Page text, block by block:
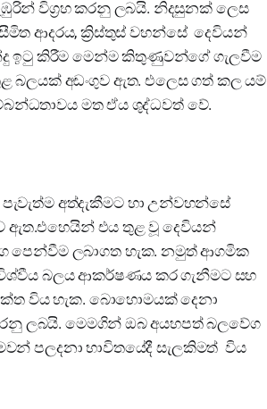
විග්‍රහ කරනු ලබයි. නිදසුනක් ලෙස
ආදරය, ක්‍රිස්තුස් වහන්සේ දෙවියන්
ඉටු කිරීම මෙන්ම කිතුණුවන්ගේ ගැලවීම
බලයක් අඩංගුව ඇත. එලෙස ගත් කල යම්
මත ඒය ශුද්ධවත් වේ.
අත්දැකීමට හා උන්වහන්සේ
ඇත.එහෙයින් එය තුළ වූ දෙවියන්
පෙන්වීම ලබාගත හැක. නමුත් ආගමික
බලය ආකර්ෂණය කර ගැනීමට සහ
විය හැක. බොහොමයක් දෙනා
ලබයි. මෙමගින් ඔබ අයහපත් බලවේග
පලදනා භාවිතයේදී සැලකිමත් විය